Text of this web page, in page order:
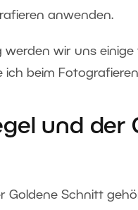
anwenden.
wir uns
ich beim
und
Goldene Schnitt